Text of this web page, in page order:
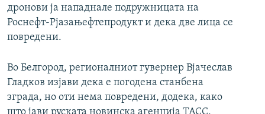
дронови ја нападнале подружницата на
Роснефт-Рјазањефтепродукт и дека две лица се
повредени.
Во Белгород, регионалниот гувернер Вјачеслав
Гладков изјави дека е погодена станбена
зграда, но оти нема повредени, додека, како